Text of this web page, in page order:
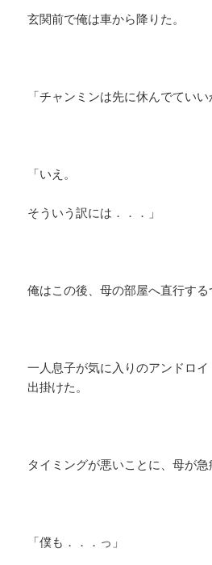
玄関前で俺は車から降りた。
「チャンミンは先に休んでていい
「いえ。
そういう訳には．．．」
俺はこの後、母の部屋へ直行する
一人息子が気に入りのアンドロ
出掛けた。
タイミングが悪いことに、母が急
「僕も．．．っ」